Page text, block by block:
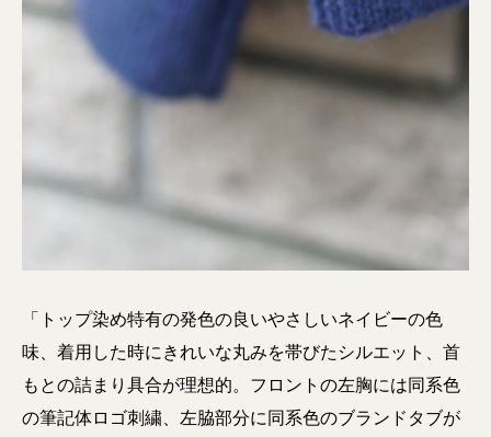
「トップ染め特有の発色の良いやさしいネイビーの色
味、着用した時にきれいな丸みを帯びたシルエット、首
もとの詰まり具合が理想的。フロントの左胸には同系色
の筆記体ロゴ刺繍、左脇部分に同系色のブランドタブが